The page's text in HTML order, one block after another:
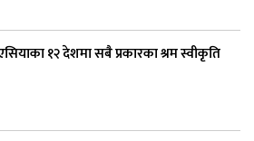
१२ देशमा सबै प्रकारका श्रम स्वीकृति